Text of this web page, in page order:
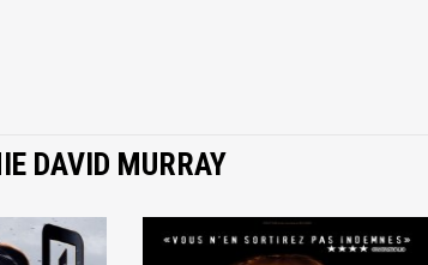
DAVID MURRAY